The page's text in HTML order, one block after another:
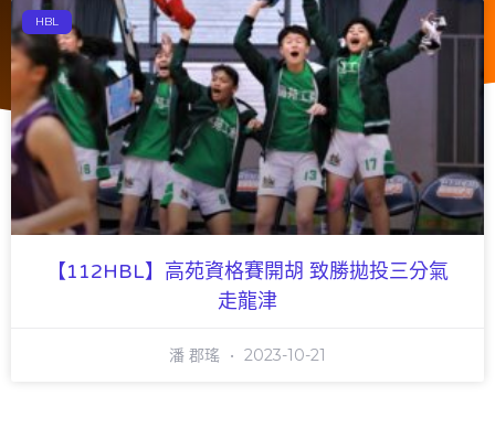
HBL
【112HBL】高苑資格賽開胡 致勝拋投三分氣
走龍津
潘 郡瑤 2023-10-21